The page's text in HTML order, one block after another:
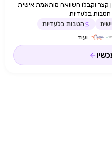
קצר וקבלו השוואה מותאמת אישית
בלעדיות
הטבות בלעדיות
ועוד